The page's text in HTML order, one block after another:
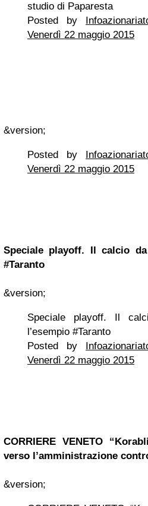
studio di Paparesta
Posted by
Venerdì 22 maggio 2015
&version;
Posted by
Venerdì 22 maggio 2015
Speciale playoff. Il calcio
#Taranto
&version;
Speciale playoff. Il
l’esempio #Taranto
Posted by
Venerdì 22 maggio 2015
CORRIERE VENETO
verso l’amministrazione
&version;